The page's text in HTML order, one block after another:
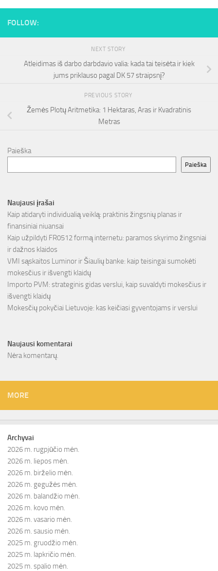
FOLLOW:
NEXT STORY
Atleidimas iš darbo darbdavio valia: kada tai teisėta ir kiek
jums priklauso pagal DK 57 straipsnį?
PREVIOUS STORY
Žemės Plotų Aritmetika: 1 Hektaras, Aras ir Kvadratinis
Metras
Paieška
Paieška
Naujausi įrašai
Kaip atidaryti individualią veiklą: praktinis žingsnių planas ir
finansiniai niuansai
Kaip užpildyti FR0512 formą internetu: paramos skyrimo žingsniai
ir dažnos klaidos
VMI sąskaitos Luminor ir Šiaulių banke: kaip teisingai sumokėti
mokesčius ir išvengti klaidų
Importo PVM: strateginis gidas verslui, kaip suvaldyti mokesčius ir
išvengti klaidų
Mokesčių pokyčiai Lietuvoje: kas keičiasi gyventojams ir verslui
Naujausi komentarai
Nėra komentarų.
MORE
Archyvai
2026 m. rugpjūčio mėn.
2026 m. liepos mėn.
2026 m. birželio mėn.
2026 m. gegužės mėn.
2026 m. balandžio mėn.
2026 m. kovo mėn.
2026 m. vasario mėn.
2026 m. sausio mėn.
2025 m. gruodžio mėn.
2025 m. lapkričio mėn.
2025 m. spalio mėn.